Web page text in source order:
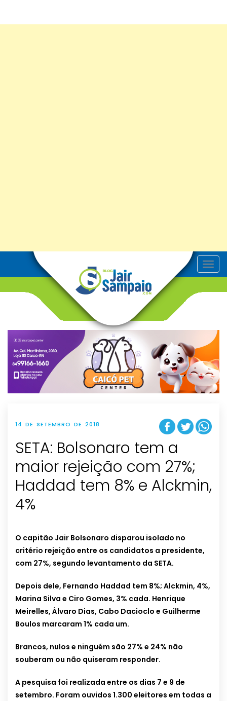
T
o
v
g
t
i
o
n
14 DE SETEMBRO DE 2018
SETA: Bolsonaro tem a
maior rejeição com 27%;
Haddad tem 8% e Alckmin,
4%
O capitão Jair Bolsonaro disparou isolado no
critério rejeição entre os candidatos a presidente,
com 27%, segundo levantamento da SETA.
Depois dele, Fernando Haddad tem 8%; Alckmin, 4%,
Marina Silva e Ciro Gomes, 3% cada. Henrique
Meirelles, Álvaro Dias, Cabo Dacioclo e Guilherme
Boulos marcaram 1% cada um.
Brancos, nulos e ninguém são 27% e 24% não
souberam ou não quiseram responder.
A pesquisa foi realizada entre os dias 7 e 9 de
setembro. Foram ouvidos 1.300 eleitores em todas a